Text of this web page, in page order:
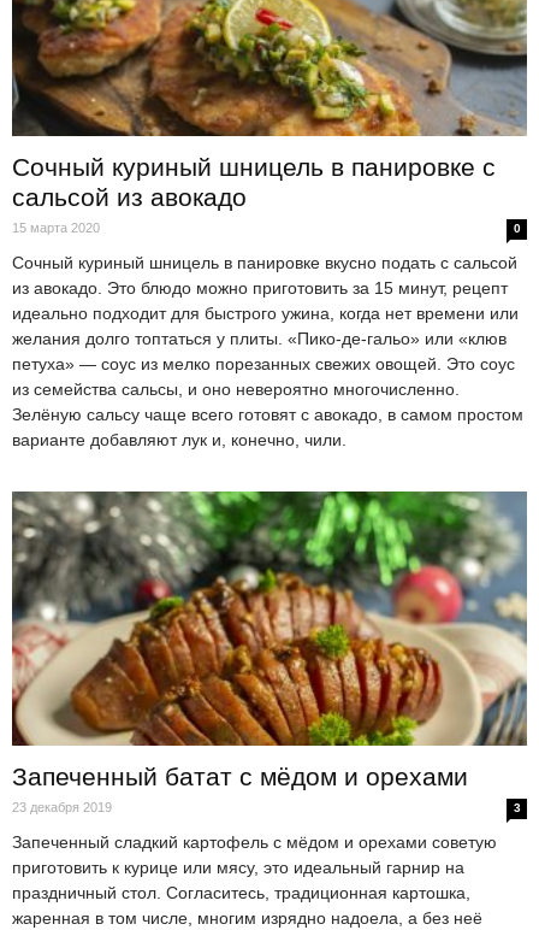
Сочный куриный шницель в панировке с
сальсой из авокадо
15 марта 2020 0
Сочный куриный шницель в панировке вкусно подать с сальсой
из авокадо. Это блюдо можно приготовить за 15 минут, рецепт
идеально подходит для быстрого ужина, когда нет времени или
желания долго топтаться у плиты. «Пико-де-гальо» или «клюв
петуха» — соус из мелко порезанных свежих овощей. Это соус
из семейства сальсы, и оно невероятно многочисленно.
Зелёную сальсу чаще всего готовят с авокадо, в самом простом
варианте добавляют лук и, конечно, чили.
Запеченный батат с мёдом и орехами
23 декабря 2019 3
Запеченный сладкий картофель с мёдом и орехами советую
приготовить к курице или мясу, это идеальный гарнир на
праздничный стол. Согласитесь, традиционная картошка,
жаренная в том числе, многим изрядно надоела, а без неё